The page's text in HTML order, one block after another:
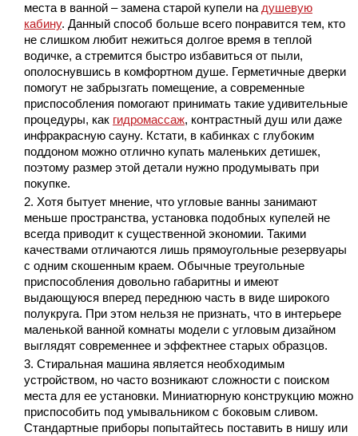
места в ванной – замена старой купели на душевую
кабину. Данный способ больше всего понравится тем, кто
не слишком любит нежиться долгое время в теплой
водичке, а стремится быстро избавиться от пыли,
ополоснувшись в комфортном душе. Герметичные дверки
помогут не забрызгать помещение, а современные
приспособления помогают принимать такие удивительные
процедуры, как гидромассаж, контрастный душ или даже
инфракрасную сауну. Кстати, в кабинках с глубоким
поддоном можно отлично купать маленьких детишек,
поэтому размер этой детали нужно продумывать при
покупке.
Хотя бытует мнение, что угловые ванны занимают
меньше пространства, установка подобных купелей не
всегда приводит к существенной экономии. Такими
качествами отличаются лишь прямоугольные резервуары
с одним скошенным краем. Обычные треугольные
приспособления довольно габаритны и имеют
выдающуюся вперед переднюю часть в виде широкого
полукруга. При этом нельзя не признать, что в интерьере
маленькой ванной комнаты модели с угловым дизайном
выглядят современнее и эффектнее старых образцов.
Стиральная машина является необходимым
устройством, но часто возникают сложности с поиском
места для ее установки. Миниатюрную конструкцию можно
приспособить под умывальником с боковым сливом.
Стандартные приборы попытайтесь поставить в нишу или